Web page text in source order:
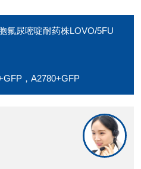
氟尿嘧啶耐药株LOVO/5FU
，A2780+GFP